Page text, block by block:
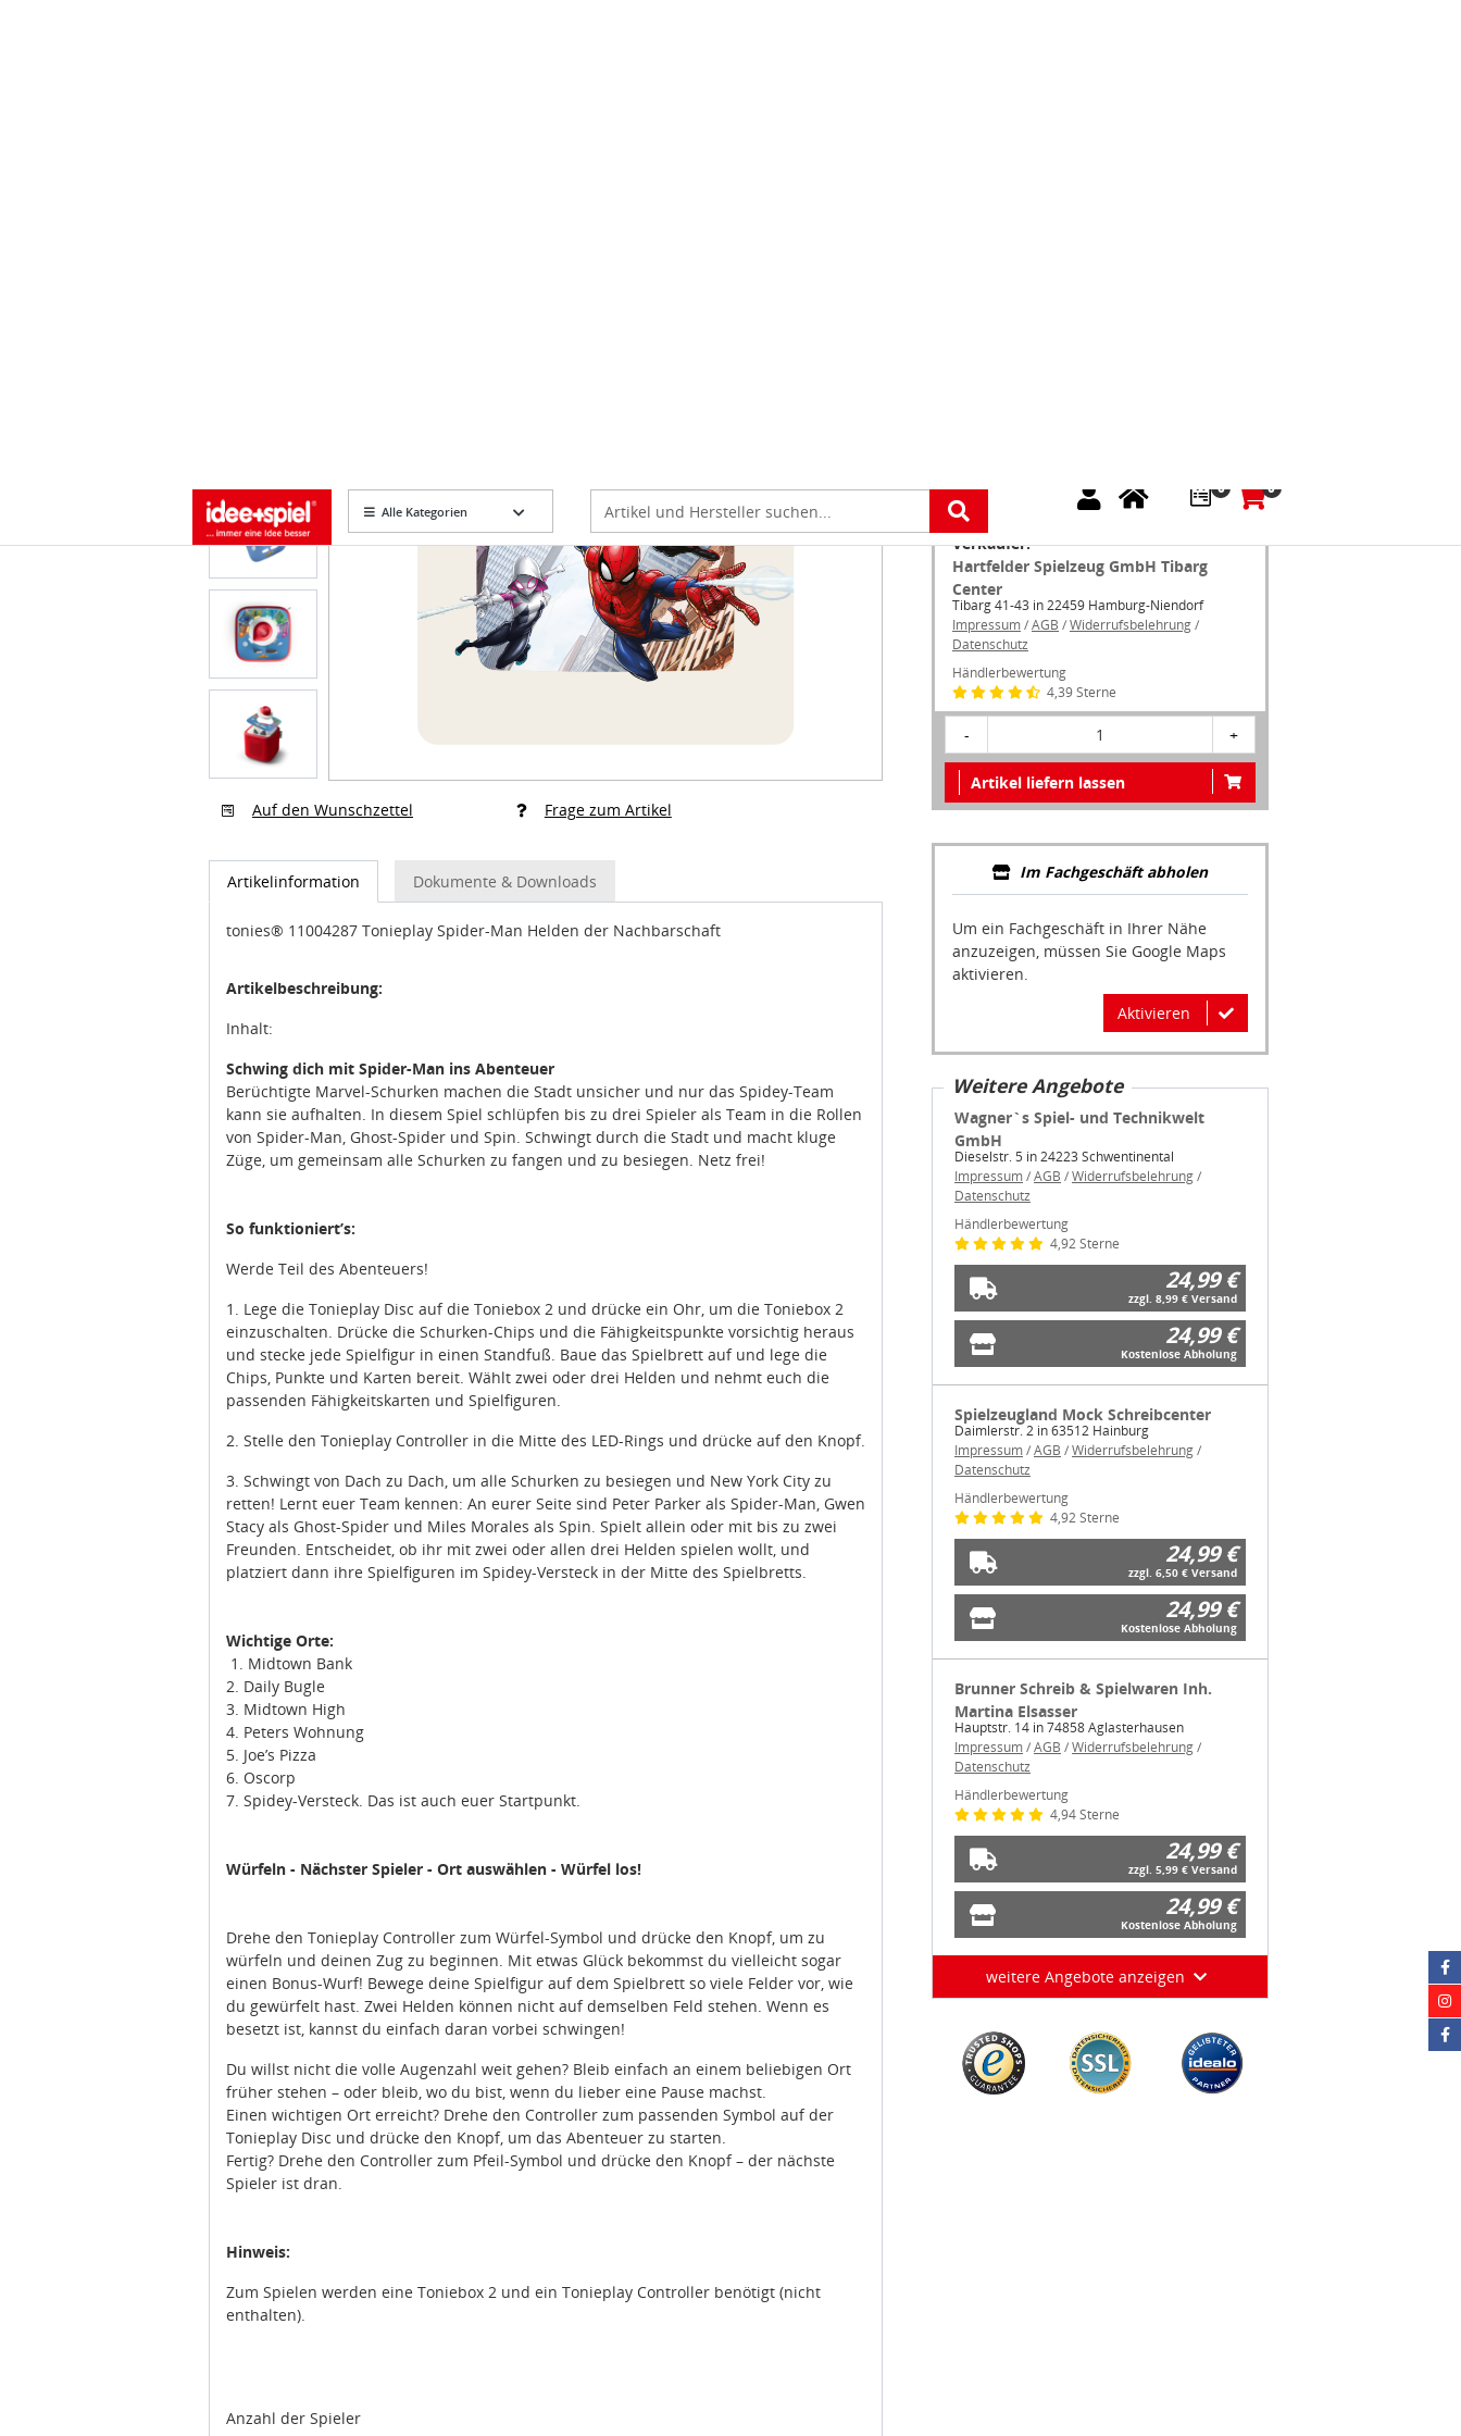
Zustimmung Details
Fachhändler in Ihrer Nähe vorzuschlagen, Funktionen für Facebook, Instagramm und Co anbieten zu können und um zu
Auf den Wunschzettel Frage zum Artikel
Artikelinformation Dokumente & Downloads
tonies® 11004287 Tonieplay Spider-Man Helden der Nachbarschaft
Artikelbeschreibung:
Inhalt:
Schwing dich mit Spider-Man ins Abenteuer
Berüchtigte Marvel-Schurken machen die Stadt unsicher und nur das Spidey-Team
kann sie aufhalten. In diesem Spiel schlüpfen bis zu drei Spieler als Team in die Rollen
von Spider-Man, Ghost-Spider und Spin. Schwingt durch die Stadt und macht kluge
Züge, um gemeinsam alle Schurken zu fangen und zu besiegen. Netz frei!
So funktioniert’s:
Werde Teil des Abenteuers!
1. Lege die Tonieplay Disc auf die Toniebox 2 und drücke ein Ohr, um die Toniebox 2
einzuschalten. Drücke die Schurken-Chips und die Fähigkeitspunkte vorsichtig heraus
und stecke jede Spielfigur in einen Standfuß. Baue das Spielbrett auf und lege die
Chips, Punkte und Karten bereit. Wählt zwei oder drei Helden und nehmt euch die
passenden Fähigkeitskarten und Spielfiguren.
2. Stelle den Tonieplay Controller in die Mitte des LED-Rings und drücke auf den Knopf.
3. Schwingt von Dach zu Dach, um alle Schurken zu besiegen und New York City zu
retten! Lernt euer Team kennen: An eurer Seite sind Peter Parker als Spider-Man, Gwen
Stacy als Ghost-Spider und Miles Morales als Spin. Spielt allein oder mit bis zu zwei
Freunden. Entscheidet, ob ihr mit zwei oder allen drei Helden spielen wollt, und
platziert dann ihre Spielfiguren im Spidey-Versteck in der Mitte des Spielbretts.
Wichtige Orte:
1. Midtown Bank
2. Daily Bugle
3. Midtown High
4. Peters Wohnung
5. Joe’s Pizza
6. Oscorp
7. Spidey-Versteck. Das ist auch euer Startpunkt.
Würfeln - Nächster Spieler - Ort auswählen - Würfel los!
Drehe den Tonieplay Controller zum Würfel-Symbol und drücke den Knopf, um zu
würfeln und deinen Zug zu beginnen. Mit etwas Glück bekommst du vielleicht sogar
einen Bonus-Wurf! Bewege deine Spielfigur auf dem Spielbrett so viele Felder vor, wie
du gewürfelt hast. Zwei Helden können nicht auf demselben Feld stehen. Wenn es
besetzt ist, kannst du einfach daran vorbei schwingen!
Du willst nicht die volle Augenzahl weit gehen? Bleib einfach an einem beliebigen Ort
früher stehen – oder bleib, wo du bist, wenn du lieber eine Pause machst.
Einen wichtigen Ort erreicht? Drehe den Controller zum passenden Symbol auf der
Tonieplay Disc und drücke den Knopf, um das Abenteuer zu starten.
Fertig? Drehe den Controller zum Pfeil-Symbol und drücke den Knopf – der nächste
Spieler ist dran.
Hinweis:
Zum Spielen werden eine Toniebox 2 und ein Tonieplay Controller benötigt (nicht
enthalten).
Anzahl der Spieler
Zustand: Neu
Verkäufer:
Hartfelder Spielzeug GmbH Tibarg
Center
Tibarg 41-43 in 22459 Hamburg-Niendorf
Impressum/ AGB/Widerrufsbelehrung/
Datenschutz
Händlerbewertung
4,39 Sterne
1
Artikel liefern lassen
Im Fachgeschäft abholen
Um ein Fachgeschäft in Ihrer Nähe
anzuzeigen, müssen Sie Google Maps
aktivieren.
Aktivieren
Weitere Angebote
Wagner`s Spiel- und Technikwelt
GmbH
Dieselstr. 5 in 24223 Schwentinental
Impressum /AGB/Widerrufsbelehrung
/
Datenschutz
Händlerbewertung
4,92 Sterne
24,99 €
zzgl. 8,99 € Versand
24,99 €
Kostenlose Abholung
Spielzeugland Mock Schreibcenter
Daimlerstr. 2 in 63512 Hainburg
Impressum/AGB/Widerrufsbelehrung
/
Datenschutz
Händlerbewertung
4,92 Sterne
24,99 €
zzgl. 6,50 € Versand
24,99 €
Kostenlose Abholung
Brunner Schreib & Spielwaren Inh.
Martina Elsasser
Hauptstr. 14 in 74858 Aglasterhausen
Impressum /AGB/Widerrufsbelehrung
/
Datenschutz
Händlerbewertung
4,94 Sterne
24,99 €
zzgl. 5,99 € Versand
24,99 €
Kostenlose Abholung
weitere Angebote anzeigen